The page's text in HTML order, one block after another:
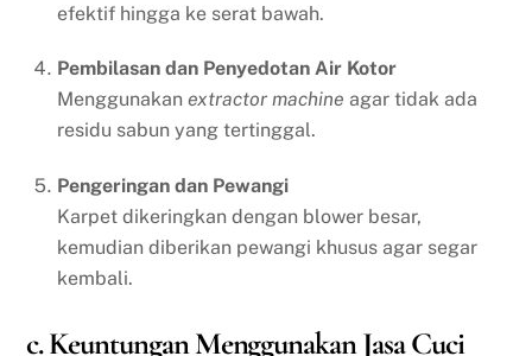
efektif hingga ke serat bawah.
Pembilasan dan Penyedotan Air Kotor
Menggunakan extractor machine agar tidak ada
residu sabun yang tertinggal.
Pengeringan dan Pewangi
Karpet dikeringkan dengan blower besar,
kemudian diberikan pewangi khusus agar segar
kembali.
c. Keuntungan Menggunakan Jasa Cuci